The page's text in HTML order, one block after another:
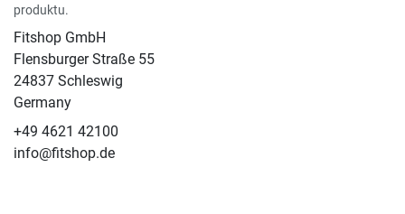
produktu.
Fitshop GmbH
Flensburger Straße 55
24837 Schleswig
Germany
+49 4621 42100
info@fitshop.de